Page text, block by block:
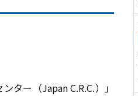
ター（Japan C.R.C.）」